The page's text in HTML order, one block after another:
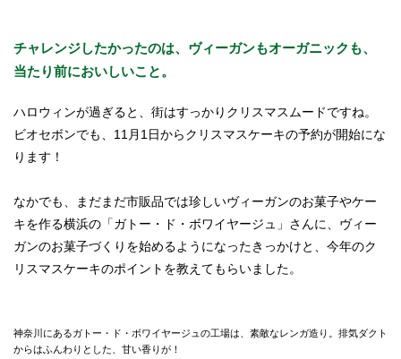
チャレンジしたかったのは、ヴィーガンもオーガニックも、
当たり前においしいこと。
ハロウィンが過ぎると、街はすっかりクリスマスムードですね。
ビオセボンでも、11月1日からクリスマスケーキの予約が開始にな
ります！
なかでも、まだまだ市販品では珍しいヴィーガンのお菓子やケー
キを作る横浜の「ガトー・ド・ボワイヤージュ」さんに、ヴィー
ガンのお菓子づくりを始めるようになったきっかけと、今年のク
リスマスケーキのポイントを教えてもらいました。
神奈川にあるガトー・ド・ボワイヤージュの工場は、素敵なレンガ造り。排気ダクト
からはふんわりとした、甘い香りが！